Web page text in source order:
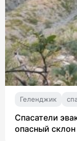
Геленджик
Спасатели
опасный